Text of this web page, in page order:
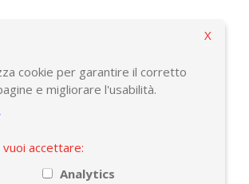
cookie per garantire il corretto
e migliorare l'usabilità.
vuoi accettare:
Analytics
X